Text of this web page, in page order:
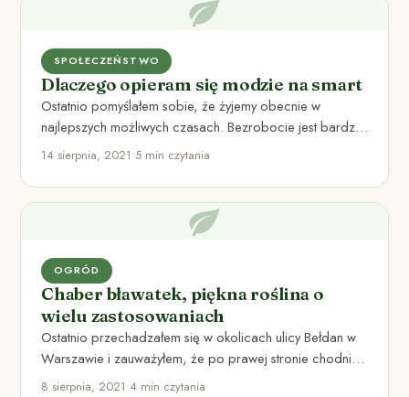
SPOŁECZEŃSTWO
Dlaczego opieram się modzie na smart
Ostatnio pomyślałem sobie, że żyjemy obecnie w
najlepszych możliwych czasach. Bezrobocie jest bardzo
niskie, jedzenie – dość tanie…
14 sierpnia, 2021•5 min czytania
OGRÓD
Chaber bławatek, piękna roślina o
wielu zastosowaniach
Ostatnio przechadzałem się w okolicach ulicy Bełdan w
Warszawie i zauważyłem, że po prawej stronie chodnika
od ulicy…
8 sierpnia, 2021•4 min czytania